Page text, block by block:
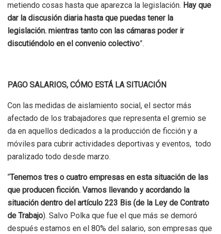
metiendo cosas hasta que aparezca la legislación. Hay que
dar la discusión diaria hasta que puedas tener la
legislación. mientras tanto con las cámaras poder ir
discutiéndolo en el convenio colectivo”.
PAGO SALARIOS, CÓMO ESTÁ LA SITUACIÓN
Con las medidas de aislamiento social, el sector más
afectado de los trabajadores que representa el gremio se
da en aquellos dedicados a la producción de ficción y a
móviles para cubrir actividades deportivas y eventos, todo
paralizado todo desde marzo.
“Tenemos tres o cuatro empresas en esta situación de las
que producen ficción. Vamos llevando y acordando la
situación dentro del artículo 223 Bis (de la Ley de Contrato
de Trabajo). Salvo Polka que fue el que más se demoró
después estamos en el 80% del salario, son empresas que